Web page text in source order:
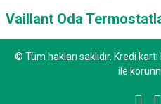
Vaillant Oda
© Tüm hakları saklıdır. Kredi
ile